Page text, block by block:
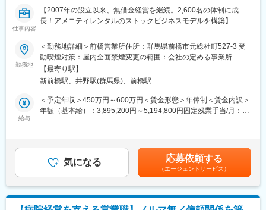
■会社情報：
当社は入院中に必要となるアメニティ(パジャマ・タオル・日用
品）をレンタルするアメニティサポートシステムを提供している
レンタルだけでなく、病院・介護施設内での申込の受付業務から
ご利用者への提供・回収・請求まで全て弊社で受け持っておりま
す。そのため医療・介護施設の業務負担の軽減もでき多くのメリ
ットがあります。拠点は北海道から九州まで展開し、毎年増収・
変更の範囲：会社の定める業務
仕事内容
【2007年の設立以来、無借金経営を継続。2,600名の体制に成
長！アメニティレンタルのストックビジネスモデルを構築】
を図るため、このたび新たな仲間をお迎えすることとなりまし
た。
■業務詳細：
病院や介護施設に向けて、入院・入所時に必要な衣類やタオル、
日用品などをレンタルできる「アメニティサポートシステム」を
提案する営業です。ニーズに応じて、人材派遣・紹介サービスや
献性も高く、今後の高齢化社会において成長が見込める成長産業
です。 また、病院や介護施設の業務軽減に貢献する事で、患者
様、利用者様へのサービス向上に直結する為、大変やりがいのあ
■キャリアアップについて：
勤務地
＜勤務地詳細＞前橋営業所住所：群馬県前橋市元総社町527-3 受
動喫煙対策：屋内全面禁煙変更の範囲：会社の定める事業所
【最寄り駅】
新前橋駅、井野駅(群馬県)、前橋駅
給与
＜予定年収＞450万円～600万円＜賃金形態＞年俸制＜賃金内訳＞
年額（基本給）：3,895,200円～5,194,800円固定残業手当/月：
補足＞※経験・スキルを考慮の上、決定いたします。■昇給：年2
回（4月、10月）賃金はあくまでも目安の金額であり、選考を通
じて上下する可能性があります。月給(月額)は固定手当を含めた表
記です。
気になる 応募依頼する
（エージェントサービス）